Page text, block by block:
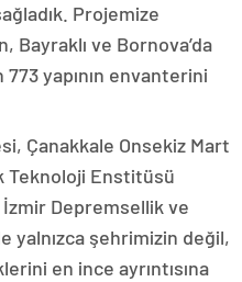
Projemize
ve Bornova’da
yapının envanterini
Çanakkale Onsekiz Mart
Teknoloji Enstitüsü
Depremsellik ve
yalnızca şehrimizin değil,
en ince ayrıntısına